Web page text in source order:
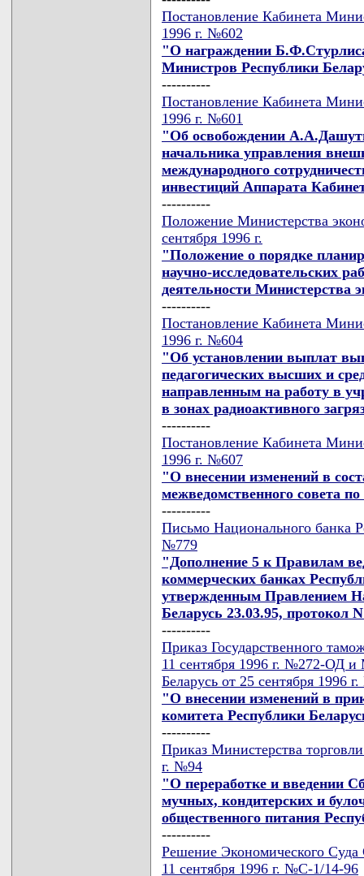
Постановление Кабинета
1996 г. №602
"О награждении
Министров Республики
----------
Постановление Кабинета
1996 г. №601
"Об освобождении
начальника управления
международного
инвестиций Аппарата
----------
Положение Министерства
сентября 1996 г.
"Положение о порядке
научно-исследовательских
деятельности Министерства
----------
Постановление Кабинета
1996 г. №604
"Об установлении выплат
педагогических высших и
направленным на работу в
в зонах радиоактивного
----------
Постановление Кабинета
1996 г. №607
"О внесении изменений в
межведомственного совета
----------
Письмо Национального банка
№779
"Дополнение 5 к Правилам
коммерческих банках
утвержденным Правлением
Беларусь 23.03.95, протокол
----------
Приказ Государственного
11 сентября 1996 г. №272-ОД и
Беларусь от 25 сентября 1996
"О внесении изменений в
комитета Республики
----------
Приказ Министерства
г. №94
"О переработке и введении
мучных, кондитерских и
общественного питания
----------
Решение Экономического Суда
11 сентября 1996 г. №С-1/14-96